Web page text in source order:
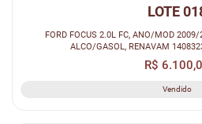
LOTE
FORD FOCUS 2.0L FC, ANO/MOD 2009/
ALCO/GASOL, RENAVAM
R$
Vendido